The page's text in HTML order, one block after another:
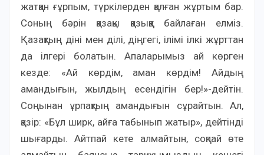
жатқан ғұрпым, түркілерден қалған жұртым бар.
Соның бәрін қазақы қазыққа байлаған елміз.
Қазақтың діні мен ділі, діңгегі, ілімі ілкі жұрттан
да ілгері болатын. Апаларымыз ай көрген
кезде: «Ай көрдім, аман көрдім! Айдың
амандығын, жылдың есендігін бер!»-дейтін.
Соңынан ұрпақтың амандығын сұрайтын. Ал,
қазір: «Бұл ширк, айға табынып жатыр», дейтінді
шығарды. Айтпай кете алмайтын, соқпай өте